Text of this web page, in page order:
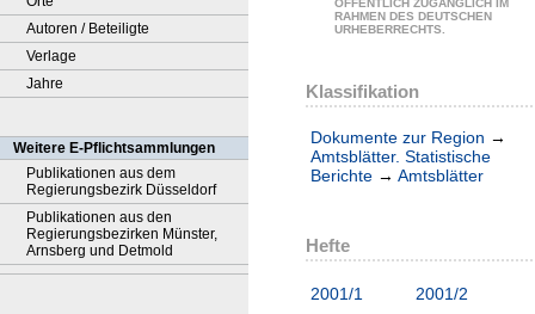
Autoren / Beteiligte
Verlage
Jahre
Weitere E-Pflichtsammlungen
Publikationen aus dem
Regierungsbezirk Düsseldorf
Publikationen aus den
Regierungsbezirken Münster,
Arnsberg und Detmold
ÖFFENTLICH ZUGÄNGLICH IM
RAHMEN DES DEUTSCHEN
URHEBERRECHTS.
Klassifikation
Dokumente zur Region →
Amtsblätter. Statistische
Berichte → Amtsblätter
Hefte
2001/1
2001/2